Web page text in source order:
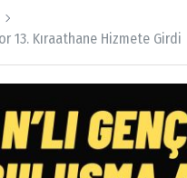
13. Kıraathane Hizmete Girdi